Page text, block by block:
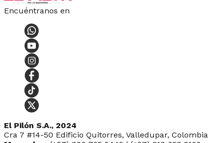
Encuéntranos en
El Pilón S.A., 2024
Cra 7 #14-50 Edificio Quitorres, Valledupar, Colombia